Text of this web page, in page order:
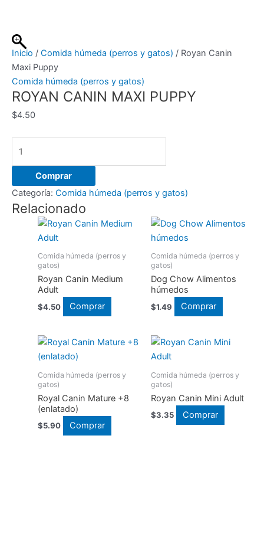
contenido
Inicio / Comida húmeda (perros y gatos) / Royan Canin
Maxi Puppy
Comida húmeda (perros y gatos)
ROYAN CANIN MAXI PUPPY
$4.50
Canin
Puppy
cantidad
Comprar
Categoría: Comida húmeda (perros y gatos)
Relacionado
Comida húmeda (perros y
gatos)
Royan Canin Medium
Adult
$4.50 Comprar
Comida húmeda (perros y
gatos)
Dog Chow Alimentos
húmedos
$1.49 Comprar
múltiples
Las
se
Comida húmeda (perros y
gatos)
Royal Canin Mature +8
(enlatado)
$5.90 Comprar
Comida húmeda (perros y
gatos)
Royan Canin Mini Adult
$3.35 Comprar